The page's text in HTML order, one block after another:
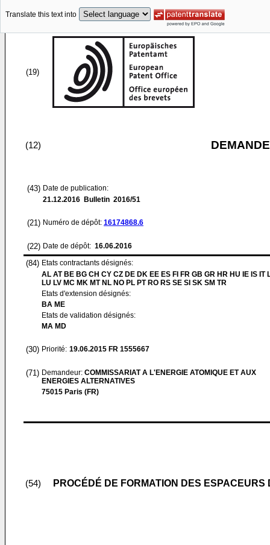
Translate this text into
(19)
(12)
(43) Date de publication:
21.12.2016 Bulletin 2016/51
(21) Numéro de dépôt: 16174868.6
(22) Date de dépôt: 16.06.2016
(84) Etats contractants désignés:
AL AT BE BG CH CY CZ DE DK EE ES FI FR GB GR HR HU IE IS IT
LU LV MC MK MT NL NO PL PT RO RS SE SI SK SM TR
Etats d'extension désignés:
BA ME
Etats de validation désignés:
MA MD
(30) Priorité: 19.06.2015 FR 1555667
(71) Demandeur: COMMISSARIAT A L'ENERGIE ATOMIQUE ET AUX
ENERGIES ALTERNATIVES
75015 Paris (FR)
(54) PROCÉDÉ DE FORMATION DES